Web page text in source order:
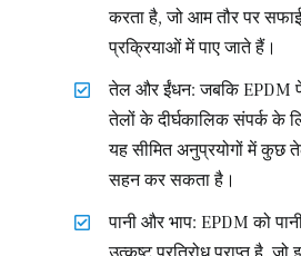
करता है, जो आम तौर पर
प्रक्रियाओं में पाए जाते हैं।
तेल और ईंधन: जबकि EPDM
तेलों के दीर्घकालिक संपर्क के
यह सीमित अनुप्रयोगों में कुछ
सहन कर सकता है।
पानी और भाप: EPDM को